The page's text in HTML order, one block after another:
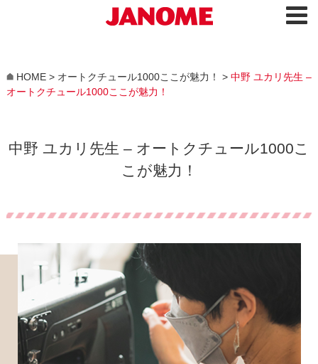
HOME> オートクチュール1000ここが魅力！ > 中野 ユカリ先生 –
オートクチュール1000ここが魅力！
中野 ユカリ先生 – オートクチュール1000こ
こが魅力！